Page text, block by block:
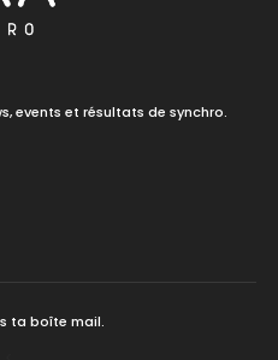
events et résultats de synchro.
ta boîte mail.